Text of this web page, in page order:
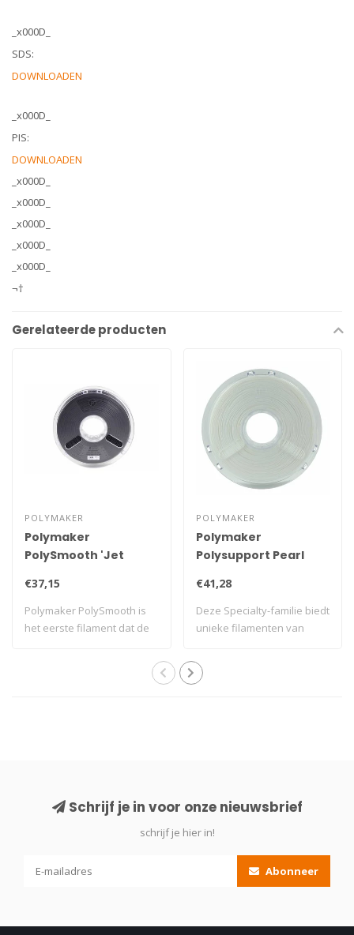
_x000D_
SDS:
DOWNLOADEN
_x000D_
PIS:
DOWNLOADEN
_x000D_
_x000D_
_x000D_
_x000D_
_x000D_
¬†
Gerelateerde producten
POLYMAKER
Polymaker
PolySmooth 'Jet
€37,15
Polymaker PolySmooth is
het eerste filament dat de
POLYMAKER
Polymaker
Polysupport Pearl
€41,28
Deze Specialty-familie biedt
unieke filamenten van
Schrijf je in voor onze nieuwsbrief
schrijf je hier in!
Abonneer